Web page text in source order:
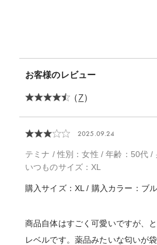
お客様のレビュー
（7）
2025.09.24
テミナ / 性別：女性 / 年齢：50代
いつものサイズ：XL
購入サイズ：XL / 購入カラー：ブ
商品自体はすごく可愛いですが、
レベルです。薬品みたいな匂いが